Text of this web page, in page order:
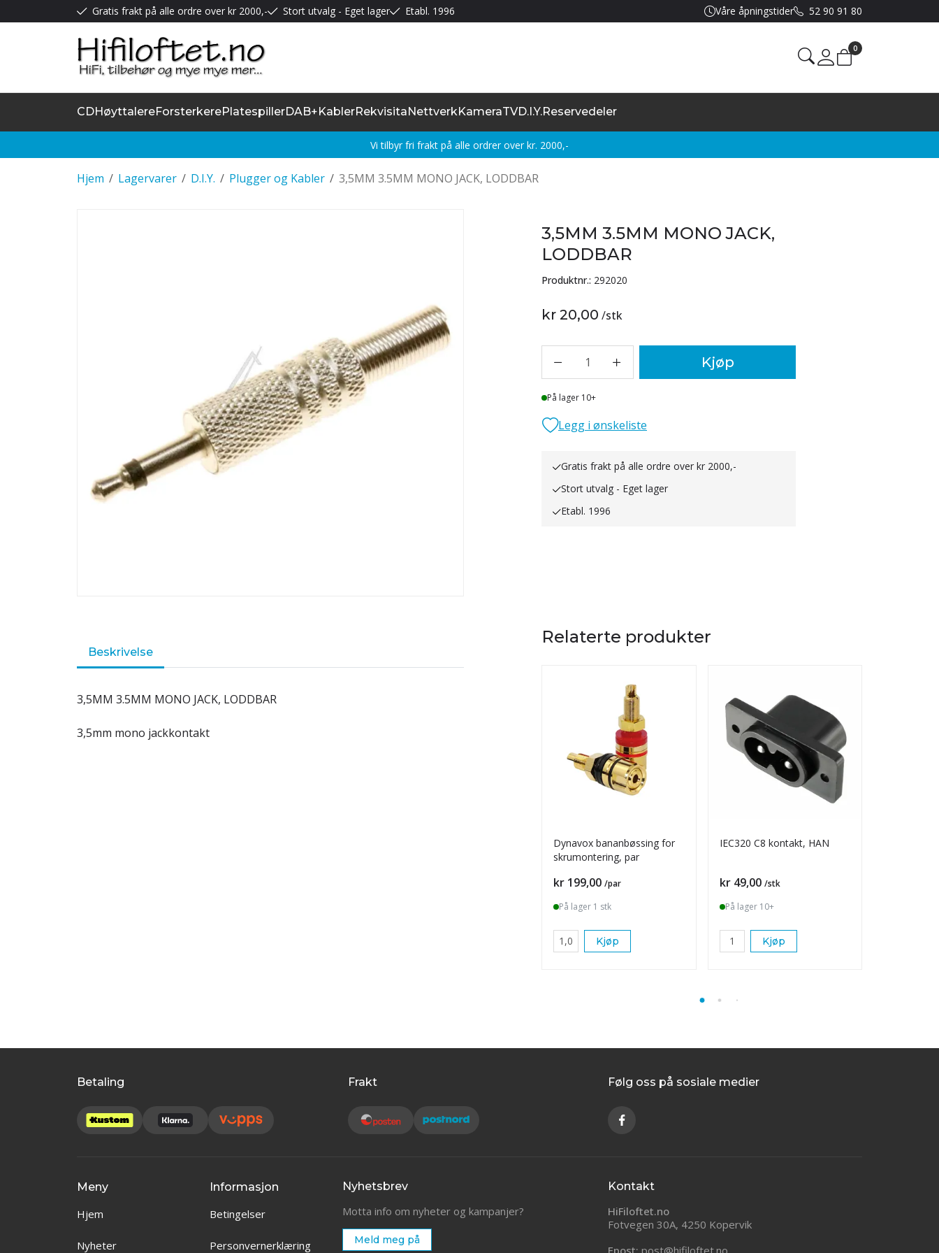
Gratis frakt på alle ordre over kr 2000,- Stort utvalg - Eget lager Etabl. 1996 Våre åpningstider 52 90 91 80
Mine sider
0
CDHøyttalereForsterkerePlatespillerDAB+KablerRekvisitaNettverkKameraTVD.I.Y.Reservedeler
Vi tilbyr fri frakt på alle ordrer over kr. 2000,-
/
Hjem /
Lagervarer /
D.I.Y. /
Plugger og Kabler 3,5MM 3.5MM MONO JACK, LODDBAR
3,5MM 3.5MM MONO JACK,
LODDBAR
Produktnr.: 292020
kr 20,00 /stk
1 Kjøp
Lager
På lager 10+
Legg i ønskeliste
Gratis frakt på alle ordre over kr 2000,-
Stort utvalg - Eget lager
Etabl. 1996
Beskrivelse
3,5MM 3.5MM MONO JACK, LODDBAR
3,5mm mono jackkontakt
Relaterte produkter
Dynavox bananbøssing for
skrumontering, par
Pris
kr 199,00 /par
På lager 1 stk
Kjøp
IEC320 C8 kontakt, HAN
Pris
kr 49,00 /stk
På lager 10+
Kjøp
Betaling Frakt Følg oss på sosiale medier
Meny
Hjem
Nyheter
Informasjon
Betingelser
Personvernerklæring
Nyhetsbrev
Motta info om nyheter og kampanjer?
Meld meg på
Kontakt
HiFiloftet.no
Fotvegen 30A, 4250 Kopervik
Epost: post@hifiloftet.no